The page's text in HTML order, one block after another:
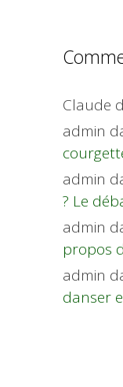
Claude
admin
admin
? Le
admin
propos
admin
danser